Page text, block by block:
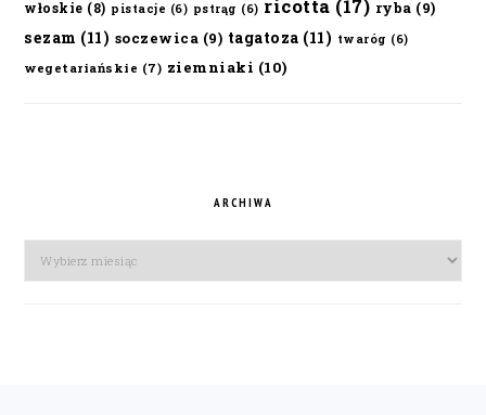
włoskie (8) pistacje (6) pstrąg (6) ricotta (17) ryba (9)
sezam (11) soczewica (9) tagatoza (11) twaróg (6)
wegetariańskie (7) ziemniaki (10)
ARCHIWA
Archiwa